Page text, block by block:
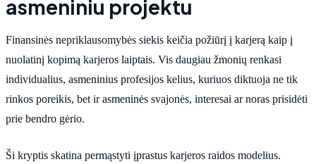
asmeniniu projektu
Finansinės nepriklausomybės siekis keičia požiūrį į karjerą kaip į
nuolatinį kopimą karjeros laiptais. Vis daugiau žmonių renkasi
individualius, asmeninius profesijos kelius, kuriuos diktuoja ne tik
rinkos poreikis, bet ir asmeninės svajonės, interesai ar noras prisidėti
prie bendro gėrio.
Ši kryptis skatina permąstyti įprastus karjeros raidos modelius.